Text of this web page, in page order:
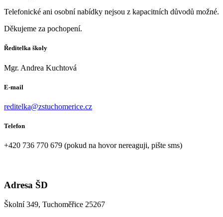
Telefonické ani osobní nabídky nejsou z kapacitních důvodů možné.
Děkujeme za pochopení.
Ředitelka školy
Mgr. Andrea Kuchtová
E-mail
reditelka@zstuchomerice.cz
Telefon
+420 736 770 679 (pokud na hovor nereaguji, pište sms)
Adresa ŠD
Školní 349, Tuchoměřice 25267